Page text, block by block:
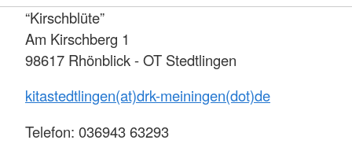
“Kirschblüte”
Am Kirschberg 1
98617 Rhönblick - OT Stedtlingen
kitastedtlingen(at)drk-meiningen(dot)de
Telefon: 036943 63293